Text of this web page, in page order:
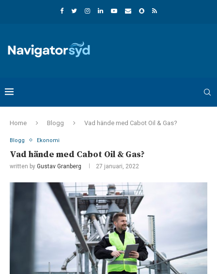
Home Blogg Vad hände med Cabot Oil & Gas?
Blogg Ekonomi
Vad hände med Cabot Oil & Gas?
written by Gustav Granberg 27 januari, 2022